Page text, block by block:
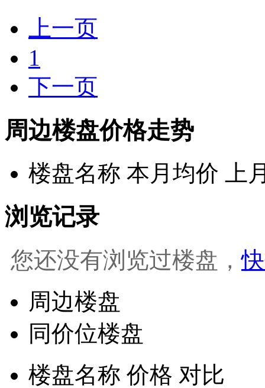
上一页
1
下一页
周边楼盘价格走势
楼盘名称 本月均价 上
浏览记录
您还没有浏览过楼盘，
周边楼盘
同价位楼盘
楼盘名称 价格 对比